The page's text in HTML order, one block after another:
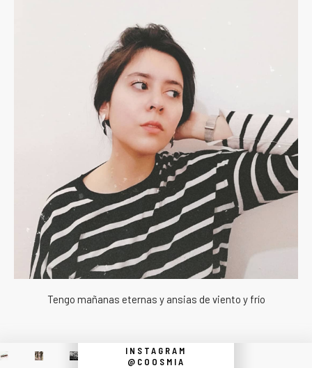
Tengo mañanas eternas y ansias de viento y frío
INSTAGRAM
@COOSMIA